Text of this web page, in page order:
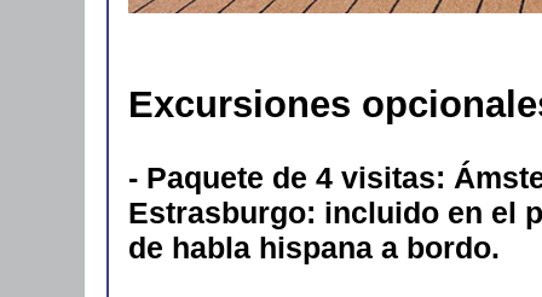
Excursiones
- Paquete de 4 visitas:
Estrasburgo: incluido en el
de habla hispana a bordo.